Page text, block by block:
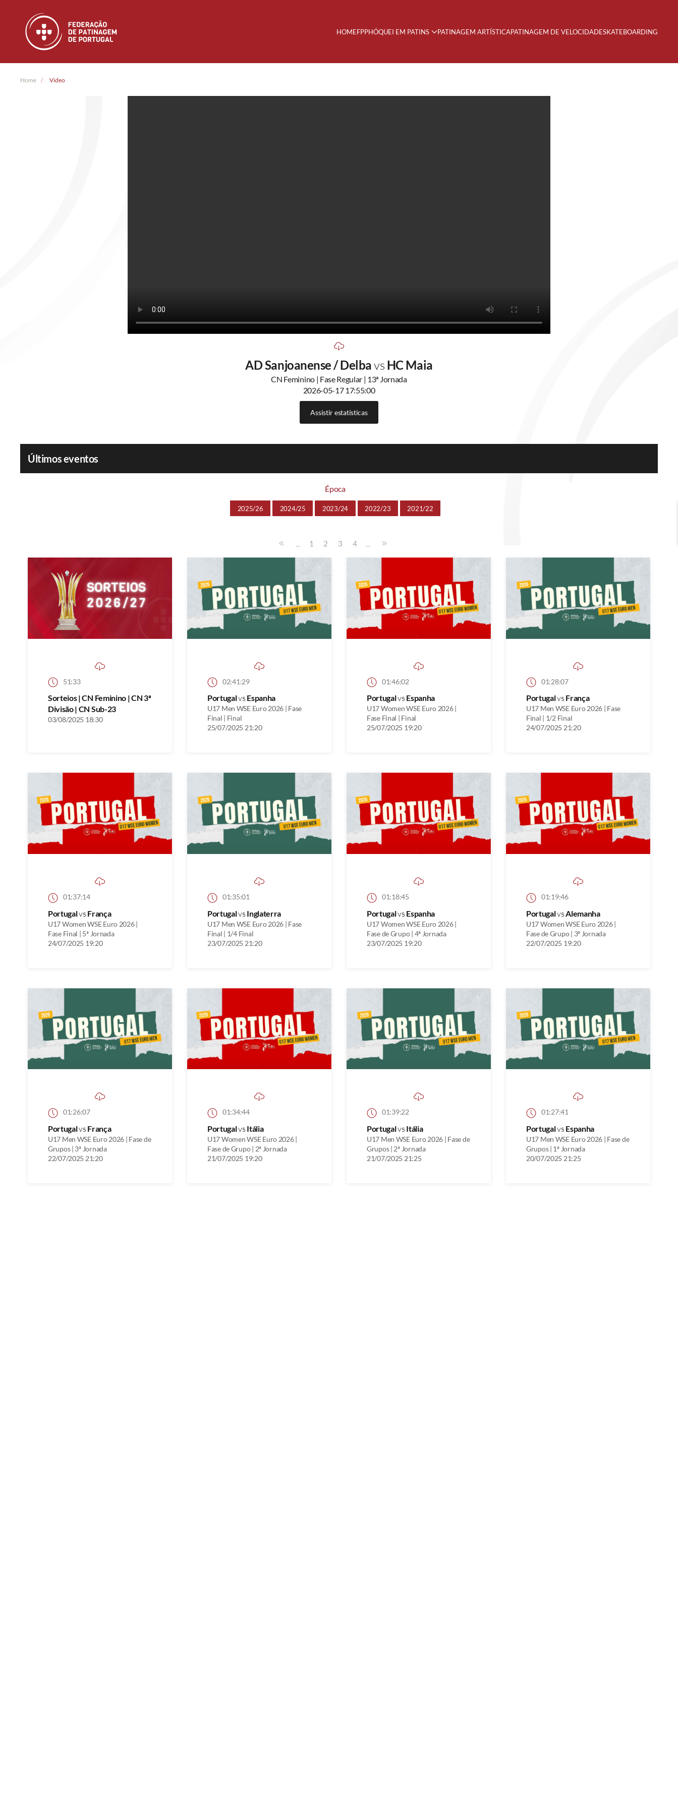
Skip to main content HOMEFPPHÓQUEI EM PATINS PATINAGEM ARTÍSTICAPATINAGEM DE VELOCIDADESKATEBOARDING
Home Video
AD Sanjoanense / Delbavs HC Maia
CN Feminino | Fase Regular | 13ª Jornada
2026-05-17 17:55:00
Assistir estatísticas
Últimos eventos
Época
2025/26 2024/25 2023/24 2022/23 2021/22
... 1 2 3 4 ...
51:33
Sorteios | CN Feminino | CN 3ª
Divisão | CN Sub-23
03/08/2025 18:30
02:41:29
Portugalvs Espanha
U17 Men WSE Euro 2026 | Fase
Final | Final
25/07/2025 21:20
01:46:02
Portugalvs Espanha
U17 Women WSE Euro 2026 |
Fase Final | Final
25/07/2025 19:20
01:28:07
Portugalvs França
U17 Men WSE Euro 2026 | Fase
Final | 1/2 Final
24/07/2025 21:20
01:37:14
Portugalvs França
U17 Women WSE Euro 2026 |
Fase Final | 5ª Jornada
24/07/2025 19:20
01:35:01
Portugalvs Inglaterra
U17 Men WSE Euro 2026 | Fase
Final | 1/4 Final
23/07/2025 21:20
01:18:45
Portugalvs Espanha
U17 Women WSE Euro 2026 |
Fase de Grupo | 4ª Jornada
23/07/2025 19:20
01:19:46
PortugalvsAlemanha
U17 Women WSE Euro 2026 |
Fase de Grupo | 3ª Jornada
22/07/2025 19:20
01:26:07
Portugalvs França
U17 Men WSE Euro 2026 | Fase de
Grupos | 3ª Jornada
22/07/2025 21:20
01:34:44
Portugalvs Itália
U17 Women WSE Euro 2026 |
Fase de Grupo | 2ª Jornada
21/07/2025 19:20
01:39:22
Portugalvs Itália
U17 Men WSE Euro 2026 | Fase de
Grupos | 2ª Jornada
21/07/2025 21:25
01:27:41
Portugalvs Espanha
U17 Men WSE Euro 2026 | Fase de
Grupos | 1ª Jornada
20/07/2025 21:25